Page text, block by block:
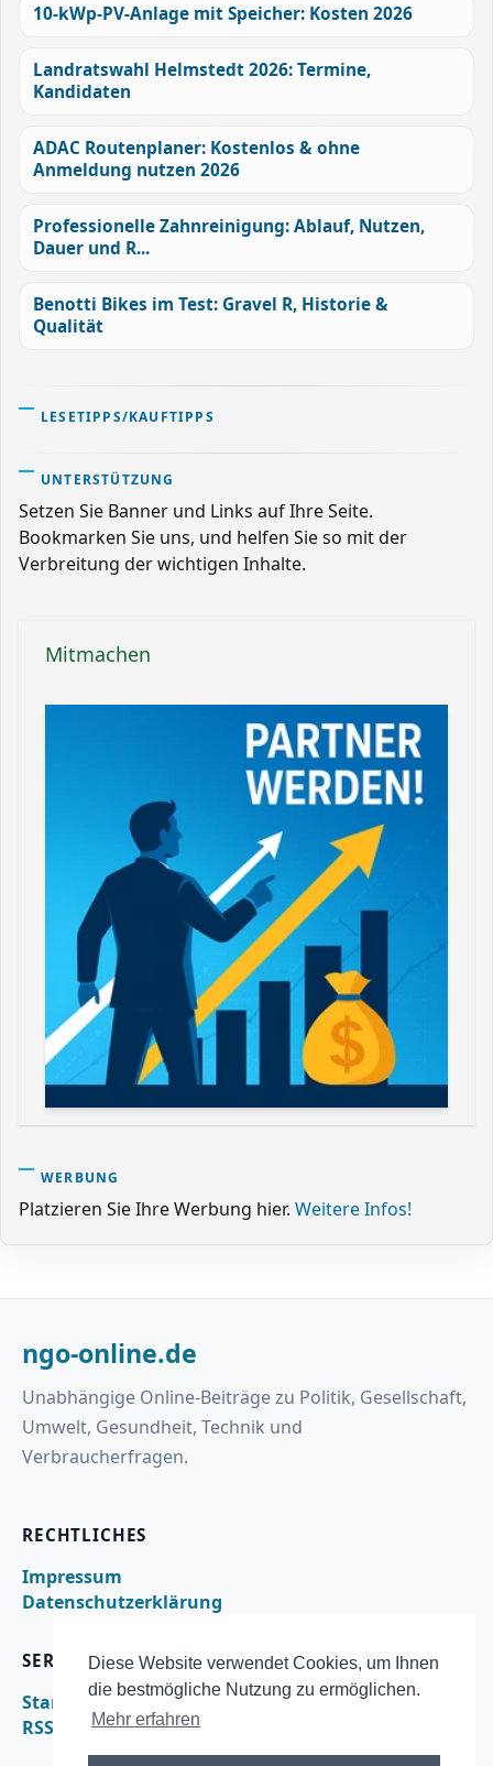
Diese Website verwendet Cookies, um Ihnen
die bestmögliche Nutzung zu ermöglichen.
Mehr erfahren
10-kWp-PV-Anlage mit Speicher: Kosten 2026
Landratswahl Helmstedt 2026: Termine,
Kandidaten
ADAC Routenplaner: Kostenlos & ohne
Anmeldung nutzen 2026
Professionelle Zahnreinigung: Ablauf, Nutzen,
Dauer und R...
Benotti Bikes im Test: Gravel R, Historie &
Qualität
LESETIPPS/KAUFTIPPS
UNTERSTÜTZUNG
Setzen Sie Banner und Links auf Ihre Seite.
Bookmarken Sie uns, und helfen Sie so mit der
Verbreitung der wichtigen Inhalte.
Mitmachen
WERBUNG
Platzieren Sie Ihre Werbung hier. Weitere Infos!
ngo-online.de
Unabhängige Online-Beiträge zu Politik, Gesellschaft,
Umwelt, Gesundheit, Technik und
Verbraucherfragen.
RECHTLICHES
Impressum
Datenschutzerklärung
SERVICE
Startseite
RSS